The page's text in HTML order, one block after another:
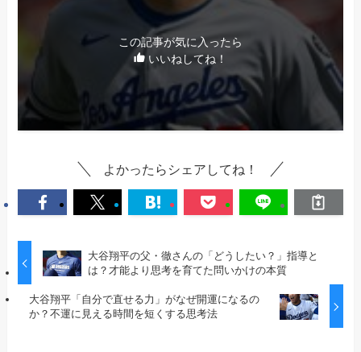
この記事が気に入ったら
いいねしてね！
よかったらシェアしてね！
大谷翔平の父・徹さんの「どうしたい？」指導と
は？才能より思考を育てた問いかけの本質
大谷翔平「自分で直せる力」がなぜ開運になるの
か？不運に見える時間を短くする思考法